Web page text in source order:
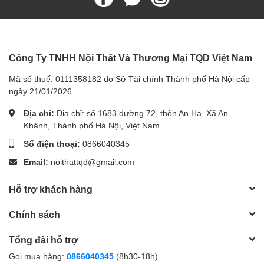
Công Ty TNHH Nội Thất Và Thương Mại TQD Việt Nam
Mã số thuế: 0111358182 do Sở Tài chính Thành phố Hà Nội cấp
ngày 21/01/2026.
Địa chỉ: Địa chỉ: số 1683 đường 72, thôn An Hạ, Xã An
Khánh, Thành phố Hà Nội, Việt Nam.
Số điện thoại: 0866040345
Email: noithattqd@gmail.com
Hỗ trợ khách hàng
Chính sách
Tổng đài hỗ trợ
Gọi mua hàng: 0866040345 (8h30-18h)